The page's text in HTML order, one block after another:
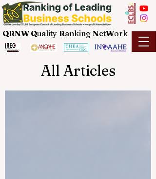
QRNW Quality Ranking NetWork
All Articles